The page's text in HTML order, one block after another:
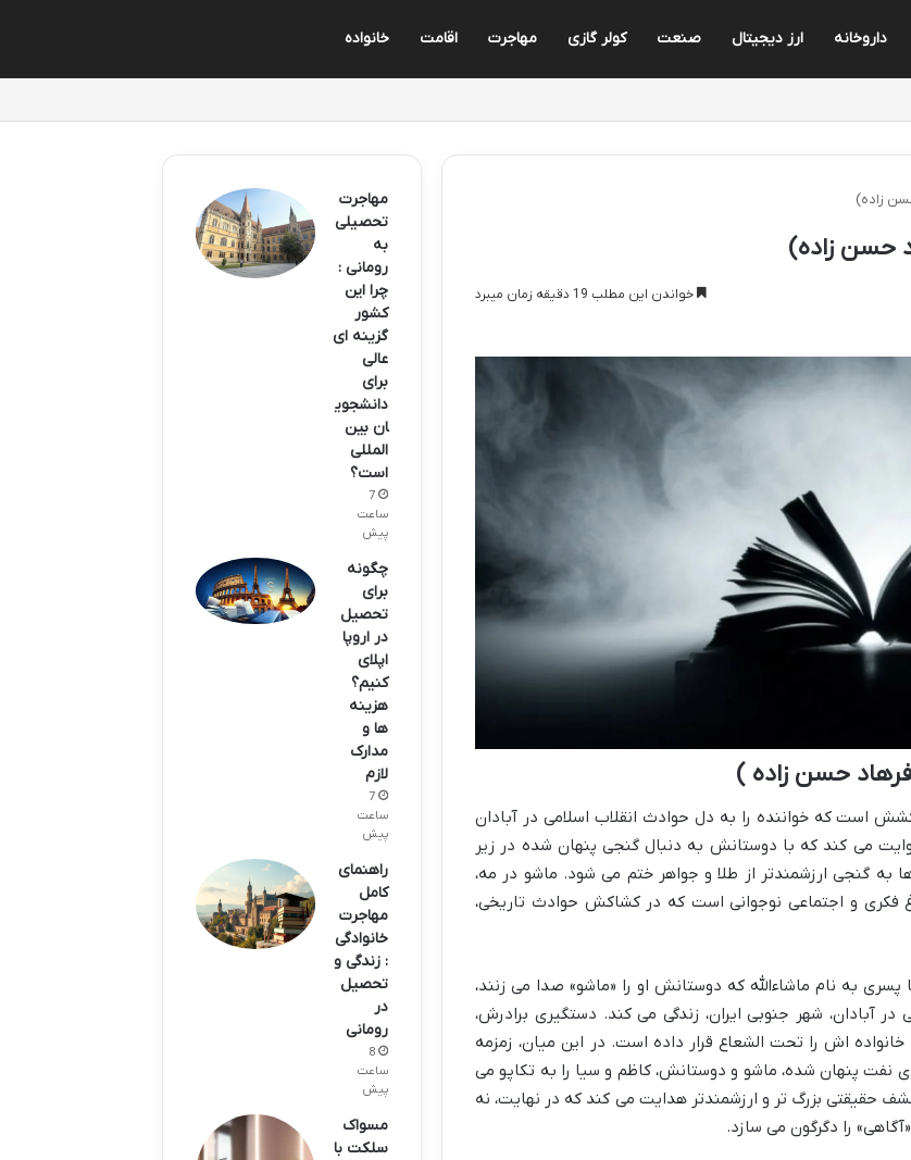
داروخانه ارز دیجیتال صنعت کولر گازی مهاجرت اقامت خانواده
زاده)
حسن زاده)
خواندن این مطلب 19 دقیقه زمان میبرد
حسن زاده )
است که خواننده را به دل حوادث انقلاب اسلامی در آبادان
می کند که با دوستانش به دنبال گنجی پنهان شده در زیر
گنجی ارزشمندتر از طلا و جواهر ختم می شود. ماشو در مه،
فکری و اجتماعی نوجوانی است که در کشاکش حوادث تاریخی،
پسری به نام ماشاءالله که دوستانش او را «ماشو» صدا می زنند،
آبادان، شهر جنوبی ایران، زندگی می کند. دستگیری برادرش،
اش را تحت الشعاع قرار داده است. در این میان، زمزمه
نفت پنهان شده، ماشو و دوستانش، کاظم و سیا را به تکاپو می
حقیقتی بزرگ تر و ارزشمندتر هدایت می کند که در نهایت، نه
را دگرگون می سازد.
مهاجرت
تحصیلی
به
رومانی :
چرا این
کشور
گزینه ای
عالی
برای
دانشجوی
ان بین
المللی
است؟
7
ساعت
پیش
چگونه
برای
تحصیل
در اروپا
اپلای
کنیم؟
هزینه
ها و
مدارک
لازم
7
ساعت
پیش
راهنمای
کامل
مهاجرت
خانوادگی
: زندگی و
تحصیل
در
رومانی
8
ساعت
پیش
مسواک
سلکت با